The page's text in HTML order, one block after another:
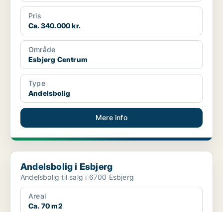
Pris
Ca. 340.000 kr.
Område
Esbjerg Centrum
Type
Andelsbolig
Mere info
Andelsbolig i Esbjerg
Andelsbolig i Esbjerg
Andelsbolig til salg i 6700 Esbjerg
Areal
Ca. 70 m2